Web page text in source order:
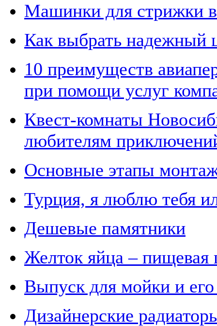
Машинки для стрижки
Как выбрать надежный
10 преимуществ
при помощи услуг
Квест-комнаты
любителям
Основные этапы
Турция, я люблю тебя
Дешевые памятники
Желток яйца – пищевая
Выпуск для мойки и
Дизайнерские